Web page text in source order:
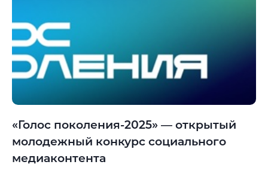
«Голос поколения-2025» — открытый
молодежный конкурс социального
медиаконтента